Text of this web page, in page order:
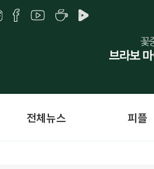
전체뉴스 피플